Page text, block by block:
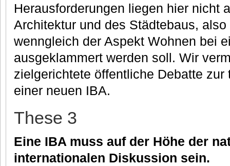
Herausforderungen liegen hier nicht
Architektur und des Städtebaus,
wenngleich der Aspekt Wohnen bei
ausgeklammert werden soll. Wir
zielgerichtete öffentliche Debatte
einer neuen IBA.
These 3
Eine IBA muss auf der Höhe der
internationalen Diskussion sein.